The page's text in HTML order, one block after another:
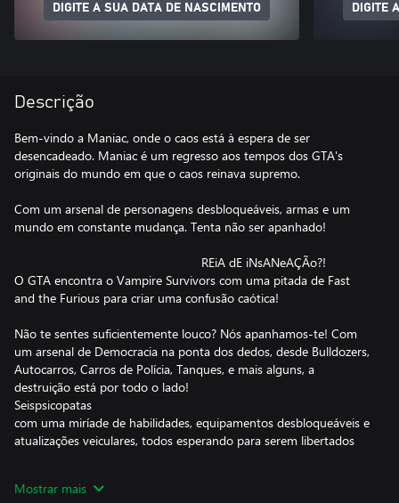
DIGITE A SUA DATA DE NASCIMENTO DIGITE
Descrição
Bem-vindo a Maniac, onde o caos está à espera de ser
desencadeado. Maniac é um regresso aos tempos dos GTA's
originais do mundo em que o caos reinava supremo.
Com um arsenal de personagens desbloqueáveis, armas e um
mundo em constante mudança. Tenta não ser apanhado!
⠀⠀⠀⠀⠀⠀⠀⠀⠀⠀⠀⠀⠀⠀⠀⠀⠀⠀⠀⠀⠀REiA dE iNsANeAÇÃo?!
O GTA encontra o Vampire Survivors com uma pitada de Fast
and the Furious para criar uma confusão caótica!
Não te sentes suficientemente louco? Nós apanhamos-te! Com
um arsenal de Democracia na ponta dos dedos, desde Bulldozers,
Autocarros, Carros de Polícia, Tanques, e mais alguns, a
destruição está por todo o lado!
Seispsicopatas
com uma miríade de habilidades, equipamentos desbloqueáveis e
atualizações veiculares, todos esperando para serem libertados
Alguns dos personagens que você pode encarnar:
Mostrar mais